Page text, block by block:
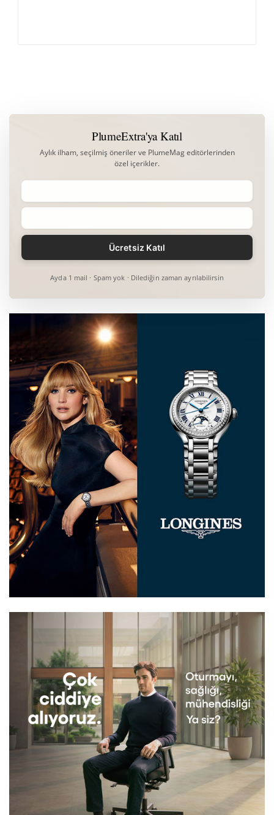
PlumeExtra'ya Katıl
Aylık ilham, seçilmiş öneriler ve PlumeMag editörlerinden
özel içerikler.
Ayda 1 mail · Spam yok · Dilediğin zaman ayrılabilirsin